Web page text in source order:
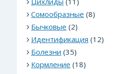
Сомообразные (8)
Бычковые (2)
Идентификация (12)
Болезни (35)
Кормление (18)